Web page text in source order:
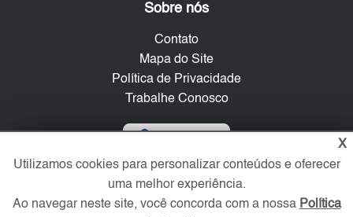
Sobre nós
Contato
Mapa do Site
Política de Privacidade
Trabalhe Conosco
Verificada por
Redes Sociais
X
Utilizamos cookies para personalizar conteúdos e oferecer
uma melhor experiência.
Ao navegar neste site, você concorda com a nossa Política